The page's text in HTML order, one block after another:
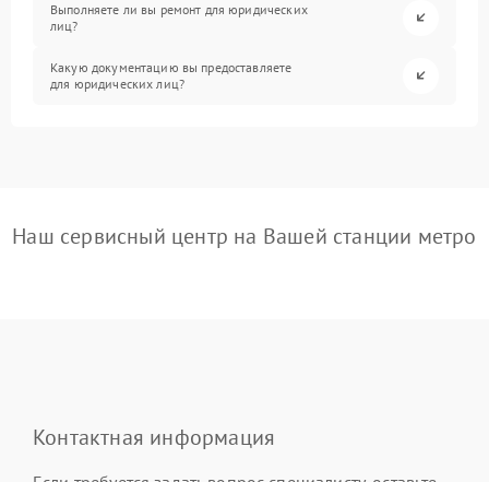
Выполняете ли вы ремонт для юридических
лиц?
Какую документацию вы предоставляете
для юридических лиц?
Наш сервисный центр на Вашей станции метро
Контактная информация